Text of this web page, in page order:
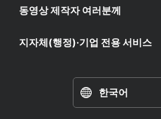
동영상 제작자 여러분께
지자체(행정)·기업 전용 서비스
한국어